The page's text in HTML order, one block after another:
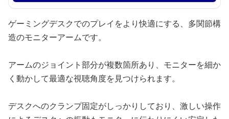
ゲーミングデスクでのプレイをより快適にする、多関節構
造のモニターアームです。
アームのジョイント部分が複数箇所あり、モニターを細か
く動かして最適な視聴角度を見つけられます。
デスクへのクランプ固定がしっかりしており、激しい操作